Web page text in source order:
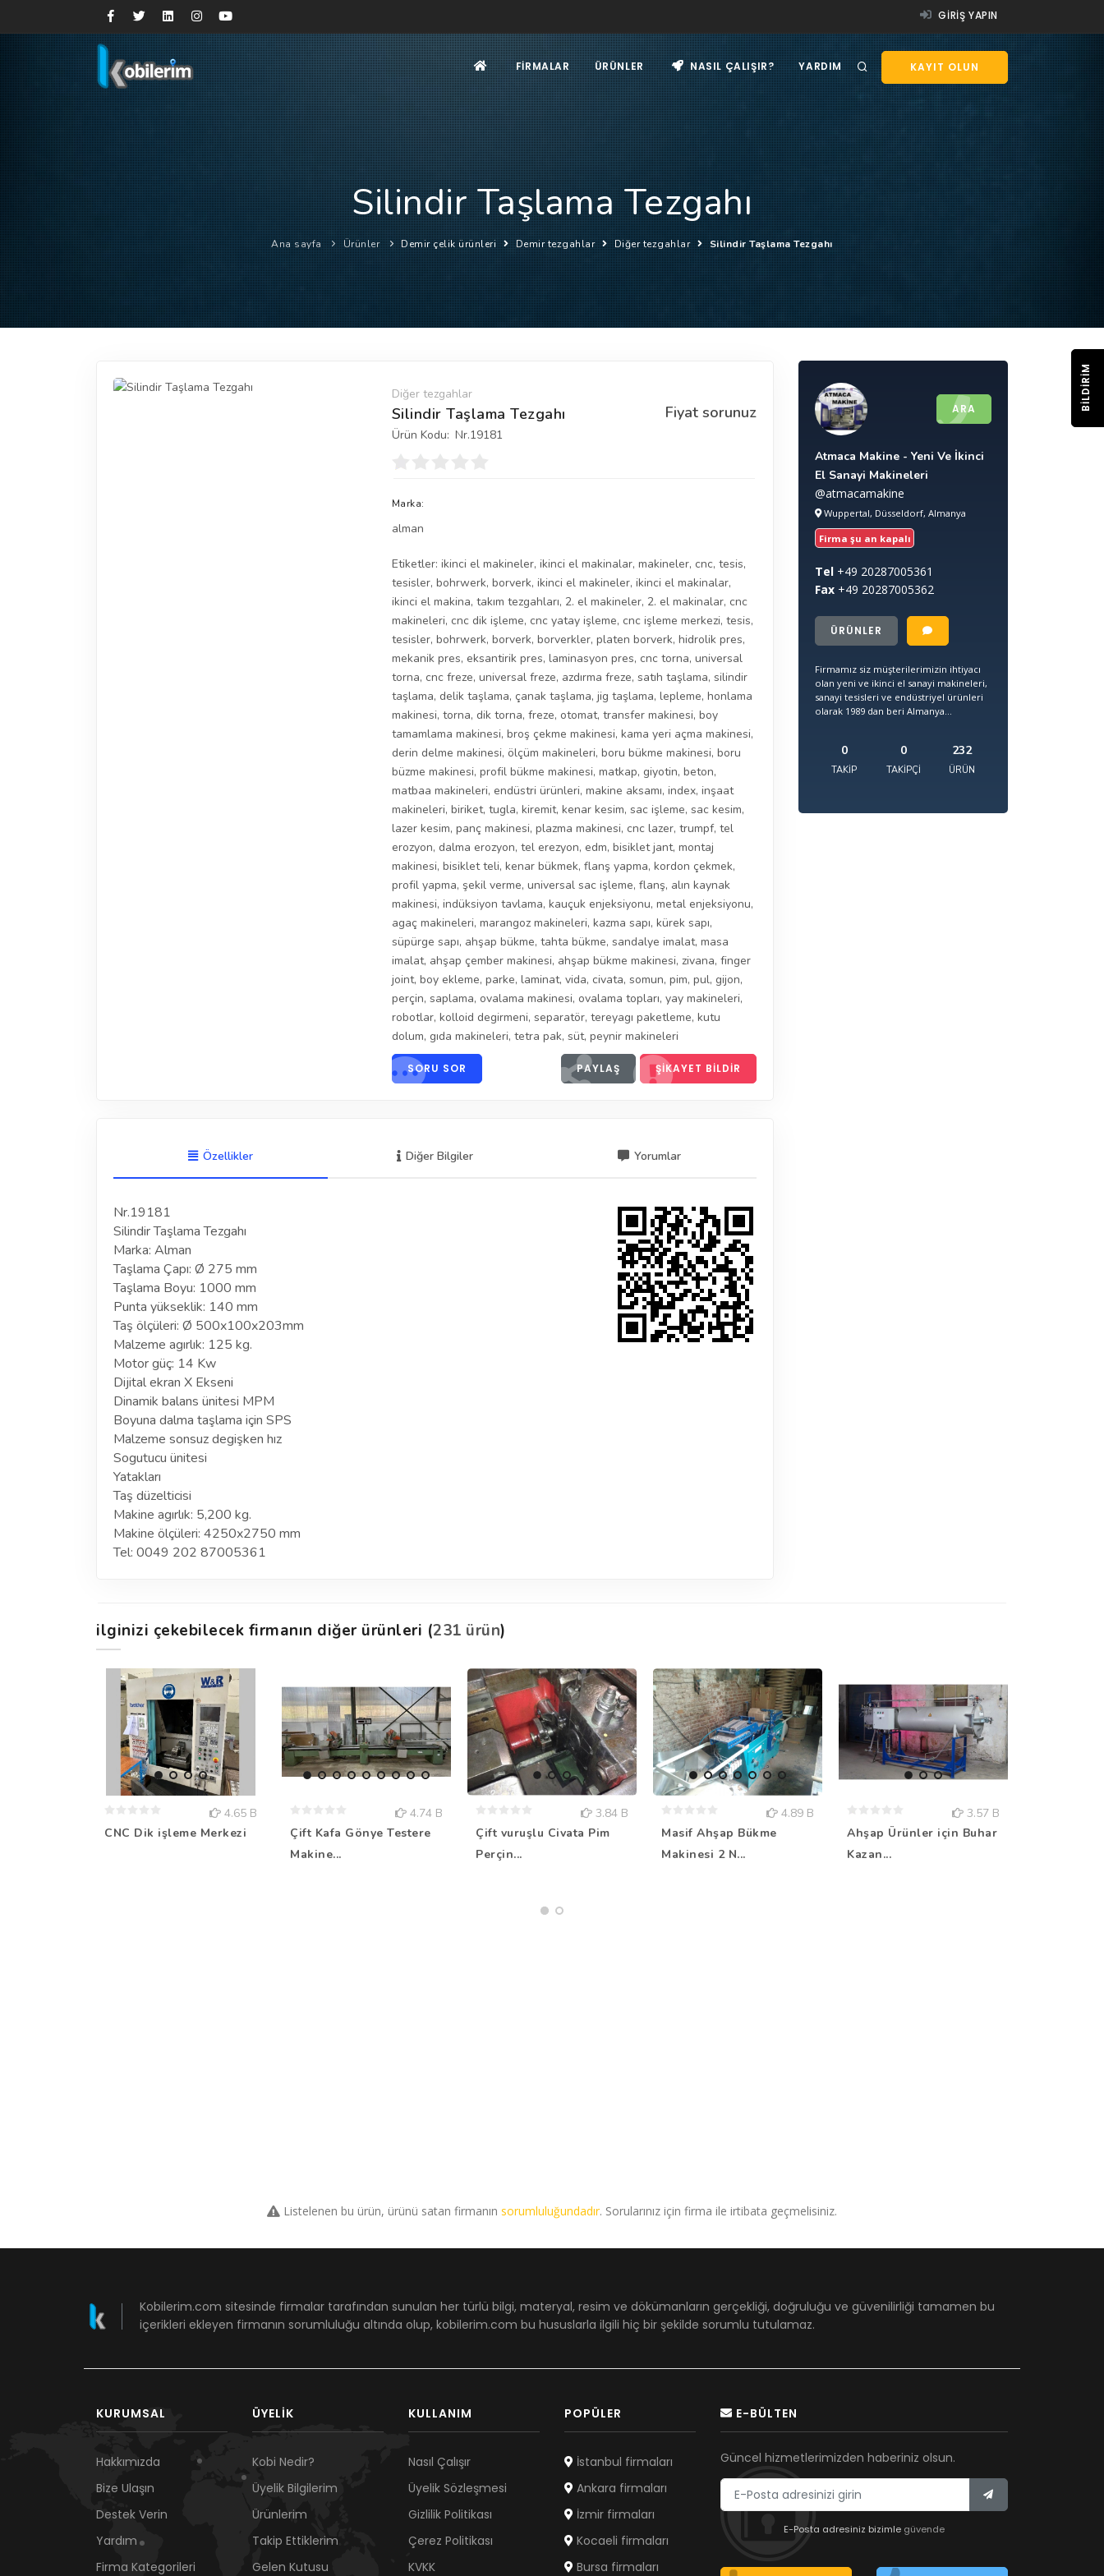
GIRIŞ YAPIN
KAYIT OLUN
FIRMALAR ÜRÜNLER NASIL ÇALIŞIR? YARDIM
Silindir Taşlama Tezgahı
Ana sayfa Ürünler Demir çelik ürünleri Demir tezgahlar Diğer tezgahlar Silindir Taşlama Tezgahı
Diğer tezgahlar
Fiyat sorunuz
Silindir Taşlama Tezgahı
Ürün Kodu: Nr.19181
Marka:
alman
Etiketler: ikinci el makineler, ikinci el makinalar, makineler, cnc, tesis,
tesisler, bohrwerk, borverk, ikinci el makineler, ikinci el makinalar,
ikinci el makina, takım tezgahları, 2. el makineler, 2. el makinalar, cnc
makineleri, cnc dik işleme, cnc yatay işleme, cnc işleme merkezi, tesis,
tesisler, bohrwerk, borverk, borverkler, platen borverk, hidrolik pres,
mekanik pres, eksantirik pres, laminasyon pres, cnc torna, universal
torna, cnc freze, universal freze, azdırma freze, satıh taşlama, silindir
taşlama, delik taşlama, çanak taşlama, jig taşlama, lepleme, honlama
makinesi, torna, dik torna, freze, otomat, transfer makinesi, boy
tamamlama makinesi, broş çekme makinesi, kama yeri açma makinesi,
derin delme makinesi, ölçüm makineleri, boru bükme makinesi, boru
büzme makinesi, profil bükme makinesi, matkap, giyotin, beton,
matbaa makineleri, endüstri ürünleri, makine aksamı, index, inşaat
makineleri, biriket, tugla, kiremit, kenar kesim, sac işleme, sac kesim,
lazer kesim, panç makinesi, plazma makinesi, cnc lazer, trumpf, tel
erozyon, dalma erozyon, tel erezyon, edm, bisiklet jant, montaj
makinesi, bisiklet teli, kenar bükmek, flanş yapma, kordon çekmek,
profil yapma, şekil verme, universal sac işleme, flanş, alın kaynak
makinesi, indüksiyon tavlama, kauçuk enjeksiyonu, metal enjeksiyonu,
agaç makineleri, marangoz makineleri, kazma sapı, kürek sapı,
süpürge sapı, ahşap bükme, tahta bükme, sandalye imalat, masa
imalat, ahşap çember makinesi, ahşap bükme makinesi, zivana, finger
joint, boy ekleme, parke, laminat, vida, civata, somun, pim, pul, gijon,
perçin, saplama, ovalama makinesi, ovalama topları, yay makineleri,
robotlar, kolloid degirmeni, separatör, tereyagı paketleme, kutu
dolum, gıda makineleri, tetra pak, süt, peynir makineleri
SORU SOR PAYLAŞ ŞIKAYET BILDIR
Özellikler Diğer Bilgiler Yorumlar
Nr.19181
Silindir Taşlama Tezgahı
Marka: Alman
Taşlama Çapı: Ø 275 mm
Taşlama Boyu: 1000 mm
Punta yükseklik: 140 mm
Taş ölçüleri: Ø 500x100x203mm
Malzeme agırlık: 125 kg.
Motor güç: 14 Kw
Dijital ekran X Ekseni
Dinamik balans ünitesi MPM
Boyuna dalma taşlama için SPS
Malzeme sonsuz degişken hız
Sogutucu ünitesi
Yatakları
Taş düzelticisi
Makine agırlık: 5,200 kg.
Makine ölçüleri: 4250x2750 mm
Tel: 0049 202 87005361
ARA
Atmaca Makine - Yeni Ve İkinci
El Sanayi Makineleri
@atmacamakine
Wuppertal, Düsseldorf, Almanya
Firma şu an kapalı
Tel +49 20287005361
Fax +49 20287005362
ÜRÜNLER
Firmamız siz müşterilerimizin ihtiyacı
olan yeni ve ikinci el sanayi makineleri,
sanayi tesisleri ve endüstriyel ürünleri
olarak 1989 dan beri Almanya...
0
TAKIP
0
TAKIPÇI
232
ÜRÜN
ilginizi çekebilecek firmanın diğer ürünleri (231 ürün)
4.65 B
CNC Dik işleme Merkezi
4.74 B
Çift Kafa Gönye Testere
Makine...
3.84 B
Çift vuruşlu Civata Pim
Perçin...
4.89 B
Masif Ahşap Bükme
Makinesi 2 N...
3.57 B
Ahşap Ürünler için Buhar
Kazan...
Listelenen bu ürün, ürünü satan firmanın sorumluluğundadır. Sorularınız için firma ile irtibata geçmelisiniz.
Kobilerim.com sitesinde firmalar tarafından sunulan her türlü bilgi, materyal, resim ve dökümanların gerçekliği, doğruluğu ve güvenilirliği tamamen bu
içerikleri ekleyen firmanın sorumluluğu altında olup, kobilerim.com bu hususlarla ilgili hiç bir şekilde sorumlu tutulamaz.
KURUMSAL
Hakkımızda
Bize Ulaşın
Destek Verin
Yardım
Firma Kategorileri
ÜYELIK
Kobi Nedir?
Üyelik Bilgilerim
Ürünlerim
Takip Ettiklerim
Gelen Kutusu
KULLANIM
Nasıl Çalışır
Üyelik Sözleşmesi
Gizlilik Politikası
Çerez Politikası
KVKK
POPÜLER
İstanbul firmaları
Ankara firmaları
İzmir firmaları
Kocaeli firmaları
Bursa firmaları
E-BÜLTEN
Güncel hizmetlerimizden haberiniz olsun.
E-Posta adresiniz bizimle güvende
BILDIRIM